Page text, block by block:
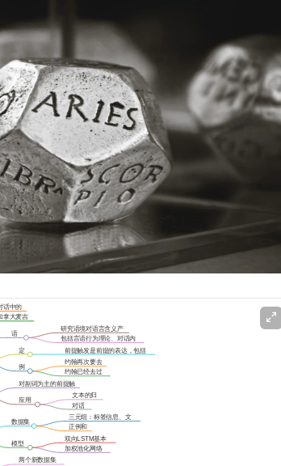
加权池化网络
双向LSTM基本
模型架构
正例和
负例
三元组：标签信息、文
本单词、词类标签
对话
系统
文本的归
纳总结
约翰已经去过
了那家餐厅
约翰再次要去
那家餐厅
前提触发是前提的表达，包括
动词、副词和其他短语
包括言语行为理论、对话内
涵义、交流中的对话
研究语境对语言含义产
生的影响和贡献
两个新数据集
模型
数据集
应用
对副词为主的前提触
例
定
语
拿大麦吉
话中的
